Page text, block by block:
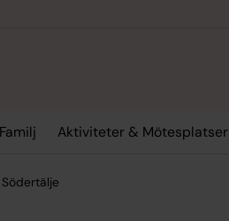
Aktiviteter & Mötesplatser